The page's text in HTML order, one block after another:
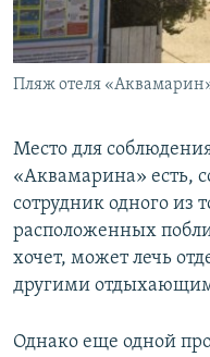
Пляж отеля
Место для
«Аквамарина» есть,
сотрудник одного из
расположенных
хочет, может лечь
другими
Однако еще одной